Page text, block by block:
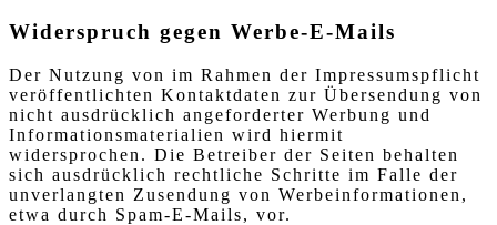
Widerspruch gegen Werbe-E-Mails
Der Nutzung von im Rahmen der Impressumspflicht
veröffentlichten Kontaktdaten zur Übersendung von
nicht ausdrücklich angeforderter Werbung und
Informationsmaterialien wird hiermit
widersprochen. Die Betreiber der Seiten behalten
sich ausdrücklich rechtliche Schritte im Falle der
unverlangten Zusendung von Werbeinformationen,
etwa durch Spam-E-Mails, vor.